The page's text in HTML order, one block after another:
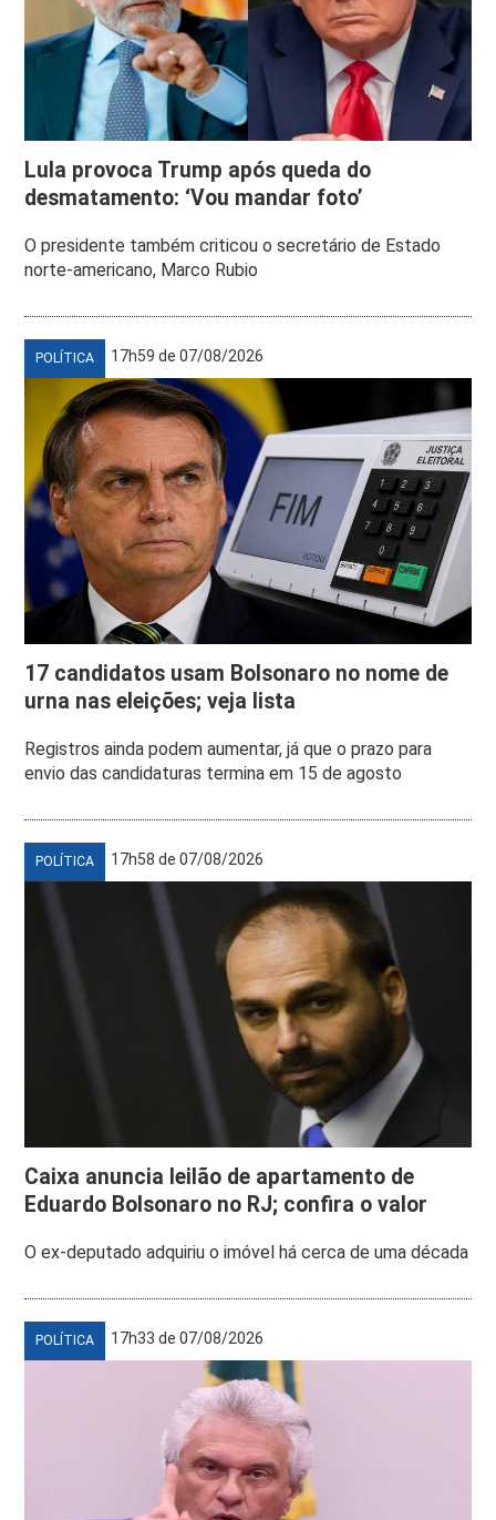
Lula provoca Trump após queda do
desmatamento: ‘Vou mandar foto’
O presidente também criticou o secretário de Estado
norte-americano, Marco Rubio
POLÍTICA 17h59 de 07/08/2026
17 candidatos usam Bolsonaro no nome de
urna nas eleições; veja lista
Registros ainda podem aumentar, já que o prazo para
envio das candidaturas termina em 15 de agosto
POLÍTICA 17h58 de 07/08/2026
Caixa anuncia leilão de apartamento de
Eduardo Bolsonaro no RJ; confira o valor
O ex-deputado adquiriu o imóvel há cerca de uma década
POLÍTICA 17h33 de 07/08/2026